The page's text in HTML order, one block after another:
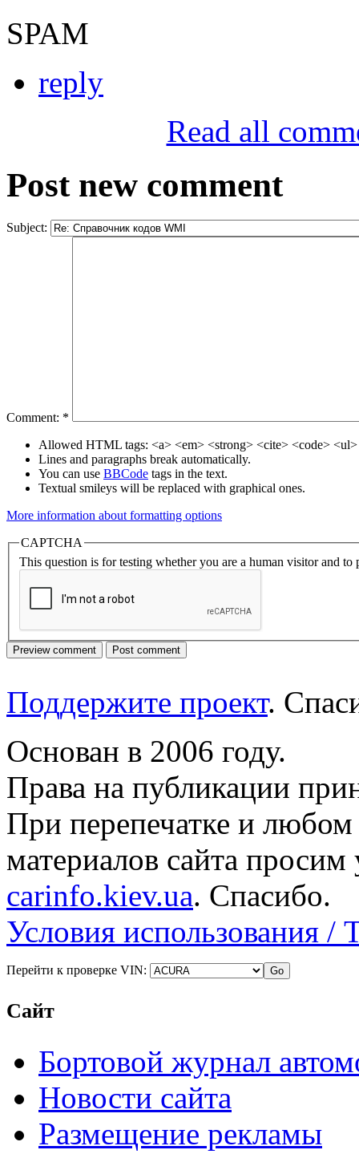
SPAM
reply
Read all
Post new comment
Subject:
Comment: *
Allowed HTML tags: <a> <em> <strong> <cite> <code>
Lines and paragraphs break automatically.
You can use BBCode tags in the text.
Textual smileys will be replaced with graphical ones.
More information about formatting options
CAPTCHA
This question is for testing whether you are a human visitor and to
Поддержите проект.
Основан в 2006 году.
Права на публикации
При перепечатке и
материалов сайта просим
carinfo.kiev.ua. Спасибо.
Условия использования /
Перейти к проверке VIN:
Сайт
Бортовой журнал
Новости сайта
Размещение рекламы